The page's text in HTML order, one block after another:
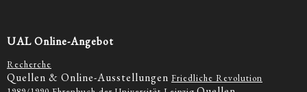
UAL Online-Angebot
Recherche
Quellen & Online-Ausstellungen Friedliche Revolution